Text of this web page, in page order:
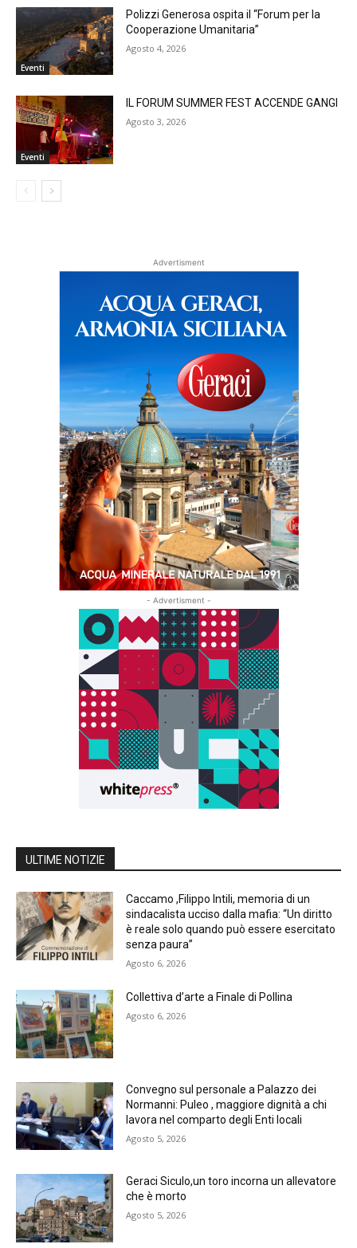
Eventi
Polizzi Generosa ospita il “Forum per la
Cooperazione Umanitaria”
Agosto 4, 2026
Eventi
IL FORUM SUMMER FEST ACCENDE GANGI
Agosto 3, 2026
Advertisment
- Advertisment -
ULTIME NOTIZIE
Caccamo ,Filippo Intili, memoria di un
sindacalista ucciso dalla mafia: “Un diritto
è reale solo quando può essere esercitato
senza paura”
Agosto 6, 2026
Collettiva d’arte a Finale di Pollina
Agosto 6, 2026
Convegno sul personale a Palazzo dei
Normanni: Puleo , maggiore dignità a chi
lavora nel comparto degli Enti locali
Agosto 5, 2026
Geraci Siculo,un toro incorna un allevatore
che è morto
Agosto 5, 2026